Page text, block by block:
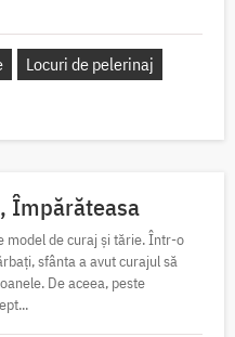
Locuri de pelerinaj
Împărăteasa
model de curaj și tărie. Într-o
sfânta a avut curajul să
De aceea, peste